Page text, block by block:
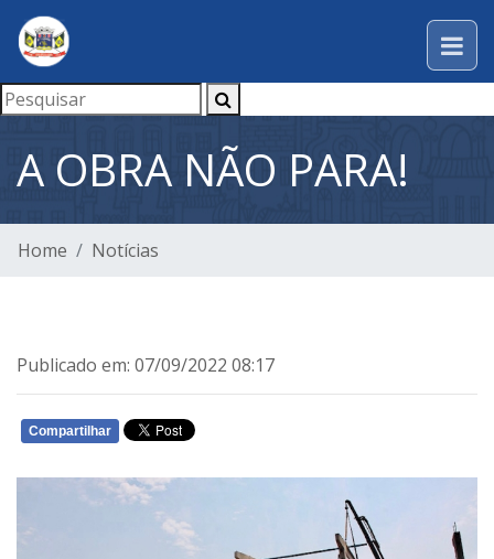
A OBRA NÃO PARA!
Home Notícias
Publicado em: 07/09/2022 08:17
Compartilhar